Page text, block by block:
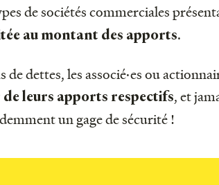
de sociétés commerciales
au montant des apports.
de dettes, les associé·es ou
de leurs apports respectifs, et
un gage de sécurité !